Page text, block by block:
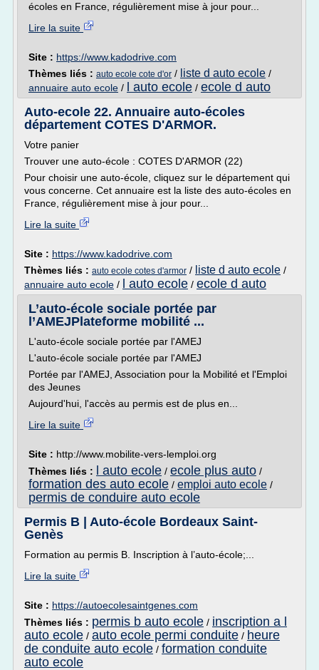
écoles en France, régulièrement mise à jour pour...
Lire la suite
Site : https://www.kadodrive.com
Thèmes liés : auto ecole cote d'or / liste d auto ecole /
annuaire auto ecole / l auto ecole / ecole d auto
Auto-ecole 22. Annuaire auto-écoles
département COTES D'ARMOR.
Votre panier
Trouver une auto-école : COTES D'ARMOR (22)
Pour choisir une auto-école, cliquez sur le département qui
vous concerne. Cet annuaire est la liste des auto-écoles en
France, régulièrement mise à jour pour...
Lire la suite
Site : https://www.kadodrive.com
Thèmes liés : auto ecole cotes d'armor / liste d auto ecole /
annuaire auto ecole / l auto ecole / ecole d auto
L’auto-école sociale portée par
l’AMEJPlateforme mobilité ...
L'auto-école sociale portée par l'AMEJ
L'auto-école sociale portée par l'AMEJ
Portée par l'AMEJ, Association pour la Mobilité et l'Emploi
des Jeunes
Aujourd'hui, l'accès au permis est de plus en...
Lire la suite
Site : http://www.mobilite-vers-lemploi.org
Thèmes liés :
l auto ecole / ecole plus auto /
formation des auto ecole / emploi auto ecole /
permis de conduire auto ecole
Permis B | Auto-école Bordeaux Saint-
Genès
Formation au permis B. Inscription à l’auto-école;...
Lire la suite
Site : https://autoecolesaintgenes.com
Thèmes liés : permis b auto ecole / inscription a l
auto ecole / auto ecole permi conduite / heure
de conduite auto ecole / formation conduite
auto ecole